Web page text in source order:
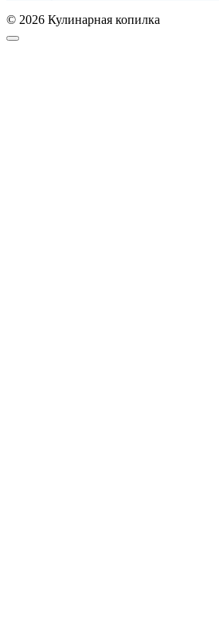
© 2026 Кулинарная копилка